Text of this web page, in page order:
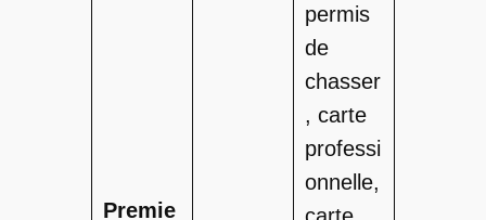
Premie
permis
de
chasser
, carte
professi
onnelle,